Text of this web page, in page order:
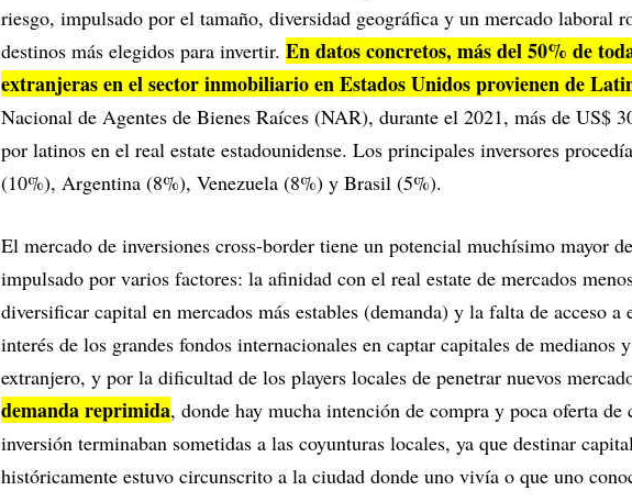
riesgo, impulsado por el tamaño, diversidad geográfica y un mercado laboral
destinos más elegidos para invertir. En datos concretos, más del 50% de
extranjeras en el sector inmobiliario en Estados Unidos provienen de
Nacional de Agentes de Bienes Raíces (NAR), durante el 2021, más de US$
por latinos en el real estate estadounidense. Los principales inversores
(10%), Argentina (8%), Venezuela (8%) y Brasil (5%).
El mercado de inversiones cross-border tiene un potencial muchísimo mayor
impulsado por varios factores: la afinidad con el real estate de mercados
diversificar capital en mercados más estables (demanda) y la falta de acceso
interés de los grandes fondos internacionales en captar capitales de medianos
extranjero, y por la dificultad de los players locales de penetrar nuevos
demanda reprimida, donde hay mucha intención de compra y poca oferta
inversión terminaban sometidas a las coyunturas locales, ya que destinar
históricamente estuvo circunscrito a la ciudad donde uno vivía o que uno